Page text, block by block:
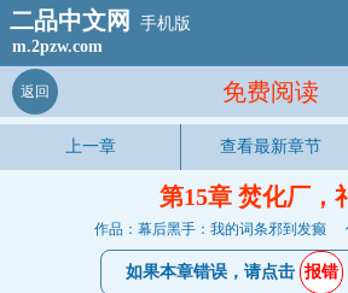
二品中文网
手机版
m.2pzw.com
免费阅读
返回
上一章 查看最新章节
第15章 焚化厂，
作品：幕后黑手：我的词条邪到发癫
如果本章错误，请点击 报错